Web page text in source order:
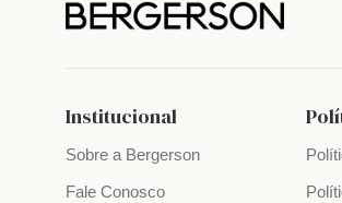
Institucional
Sobre a Bergerson
Fale Conosco